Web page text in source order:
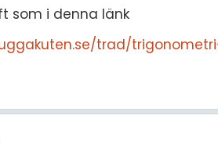
som i denna länk
trad/